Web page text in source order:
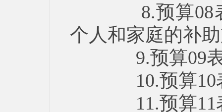
8.预算08表
个人和家庭的补
9.预算09表
10.预算10
11.预算11